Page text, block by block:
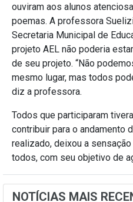
ouviram aos alunos
poemas. A professora
Secretaria Municipal de
projeto AEL não poderia
de seu projeto. “Não
mesmo lugar, mas todos
diz a professora.
Todos que participaram
contribuir para o andamento
realizado, deixou a
todos, com seu objetivo de
NOTÍCIAS MAIS